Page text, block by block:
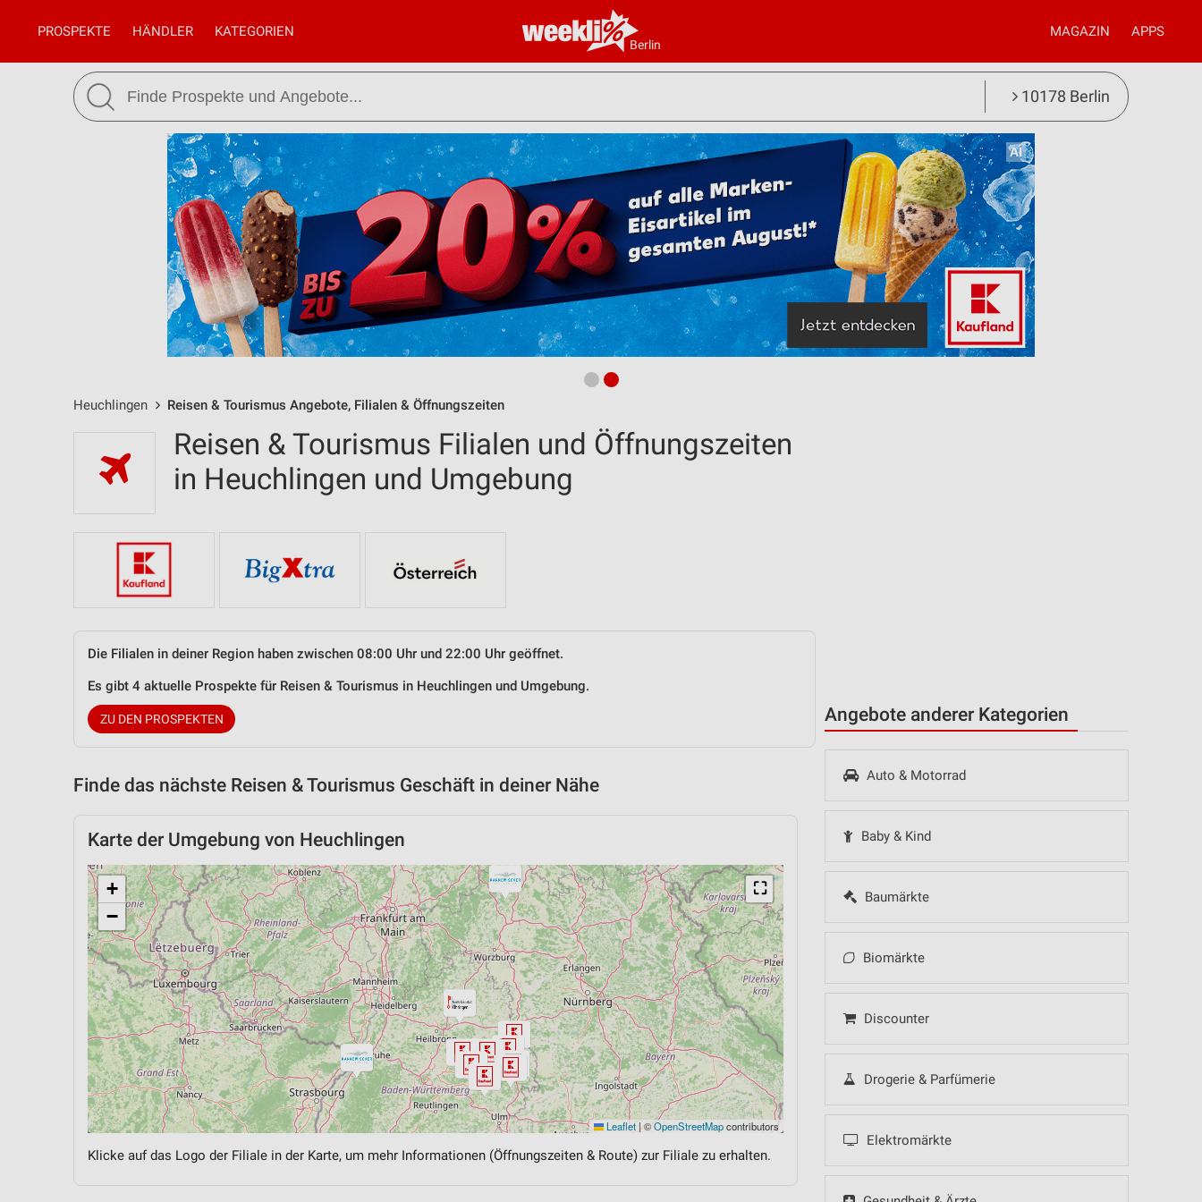
Berlin
PROSPEKTE HÄNDLER KATEGORIEN MAGAZIN APPS
10178 Berlin
Heuchlingen Reisen & Tourismus Angebote, Filialen & Öffnungszeiten
Angebote anderer Kategorien
Auto & Motorrad
Baby & Kind
Baumärkte
Biomärkte
Discounter
Drogerie & Parfümerie
Elektromärkte
Reisen & Tourismus Filialen und Öffnungszeiten
in Heuchlingen und Umgebung
Die Filialen in deiner Region haben zwischen 08:00 Uhr und 22:00 Uhr geöffnet.
Es gibt 4 aktuelle Prospekte für Reisen & Tourismus in Heuchlingen und Umgebung.
ZU DEN PROSPEKTEN
Finde das nächste Reisen & Tourismus Geschäft in deiner Nähe
Karte der Umgebung von Heuchlingen
⛶
+
−
Leaflet | ©OpenStreetMapcontributors
Klicke auf das Logo der Filiale in der Karte, um mehr Informationen (Öffnungszeiten & Route) zur Filiale zu erhalten.